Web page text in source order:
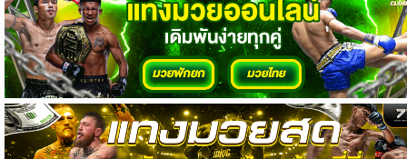
วิเคราะห์
บอล
วิเคราะห์
NFL